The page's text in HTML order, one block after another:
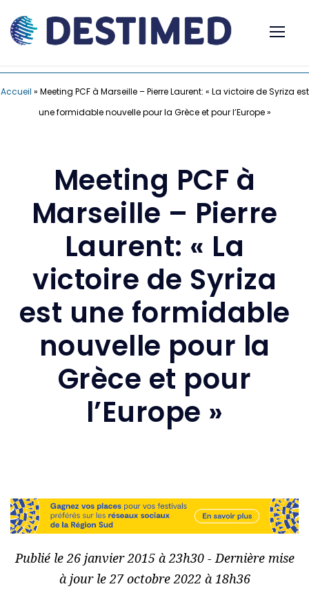
Accueil » Meeting PCF à Marseille – Pierre Laurent: « La victoire de Syriza est
une formidable nouvelle pour la Grèce et pour l’Europe »
Meeting PCF à
Marseille – Pierre
Laurent: « La
victoire de Syriza
est une formidable
nouvelle pour la
Grèce et pour
l’Europe »
Publié le 26 janvier 2015 à 23h30 - Dernière mise
à jour le 27 octobre 2022 à 18h36